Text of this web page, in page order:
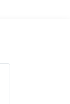
и выберите